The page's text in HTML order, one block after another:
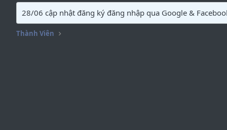
28/06 cập nhật đăng ký đăng nhập qua Google &
Thành Viên